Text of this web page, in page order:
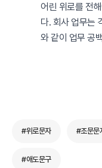
어린 위로를 전
다. 회사 업무는
와 같이 업무 공
#위로문자 #조문문
#애도문구